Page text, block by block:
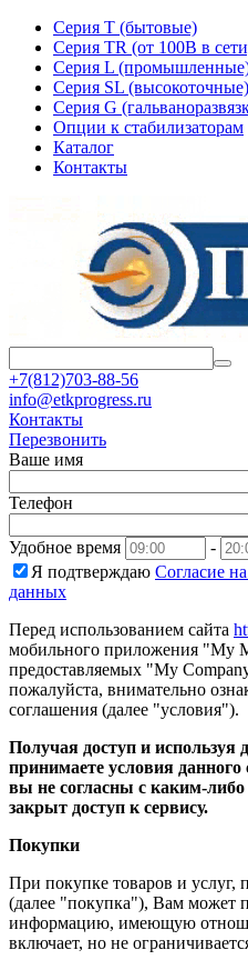
Серия T (бытовые)
Серия TR (от 100В в
Серия L
Серия SL (высокоточные)
Серия G
Опции к стабилизаторам
Каталог
Контакты
+7(812)703-88-56
info@etkprogress.ru
Контакты
Перезвонить
Ваше имя
Телефон
Удобное время
-
Я подтверждаю Согласие
данных
Перед использованием сайта
мобильного приложения "My
предоставляемых "My
пожалуйста, внимательно
соглашения (далее "условия").
Получая доступ и используя
принимаете условия
вы не согласны с каким-
закрыт доступ к сервису.
Покупки
При покупке товаров и услуг,
(далее "покупка"), Вам может
информацию, имеющую
включает, но не